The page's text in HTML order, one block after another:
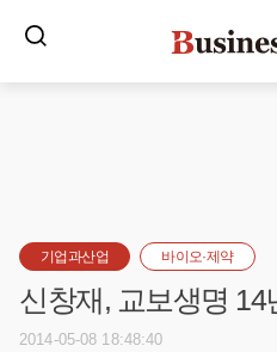
기업과산업 바이오·제약
신창재, 교보생명
2014-05-08 18:48:40